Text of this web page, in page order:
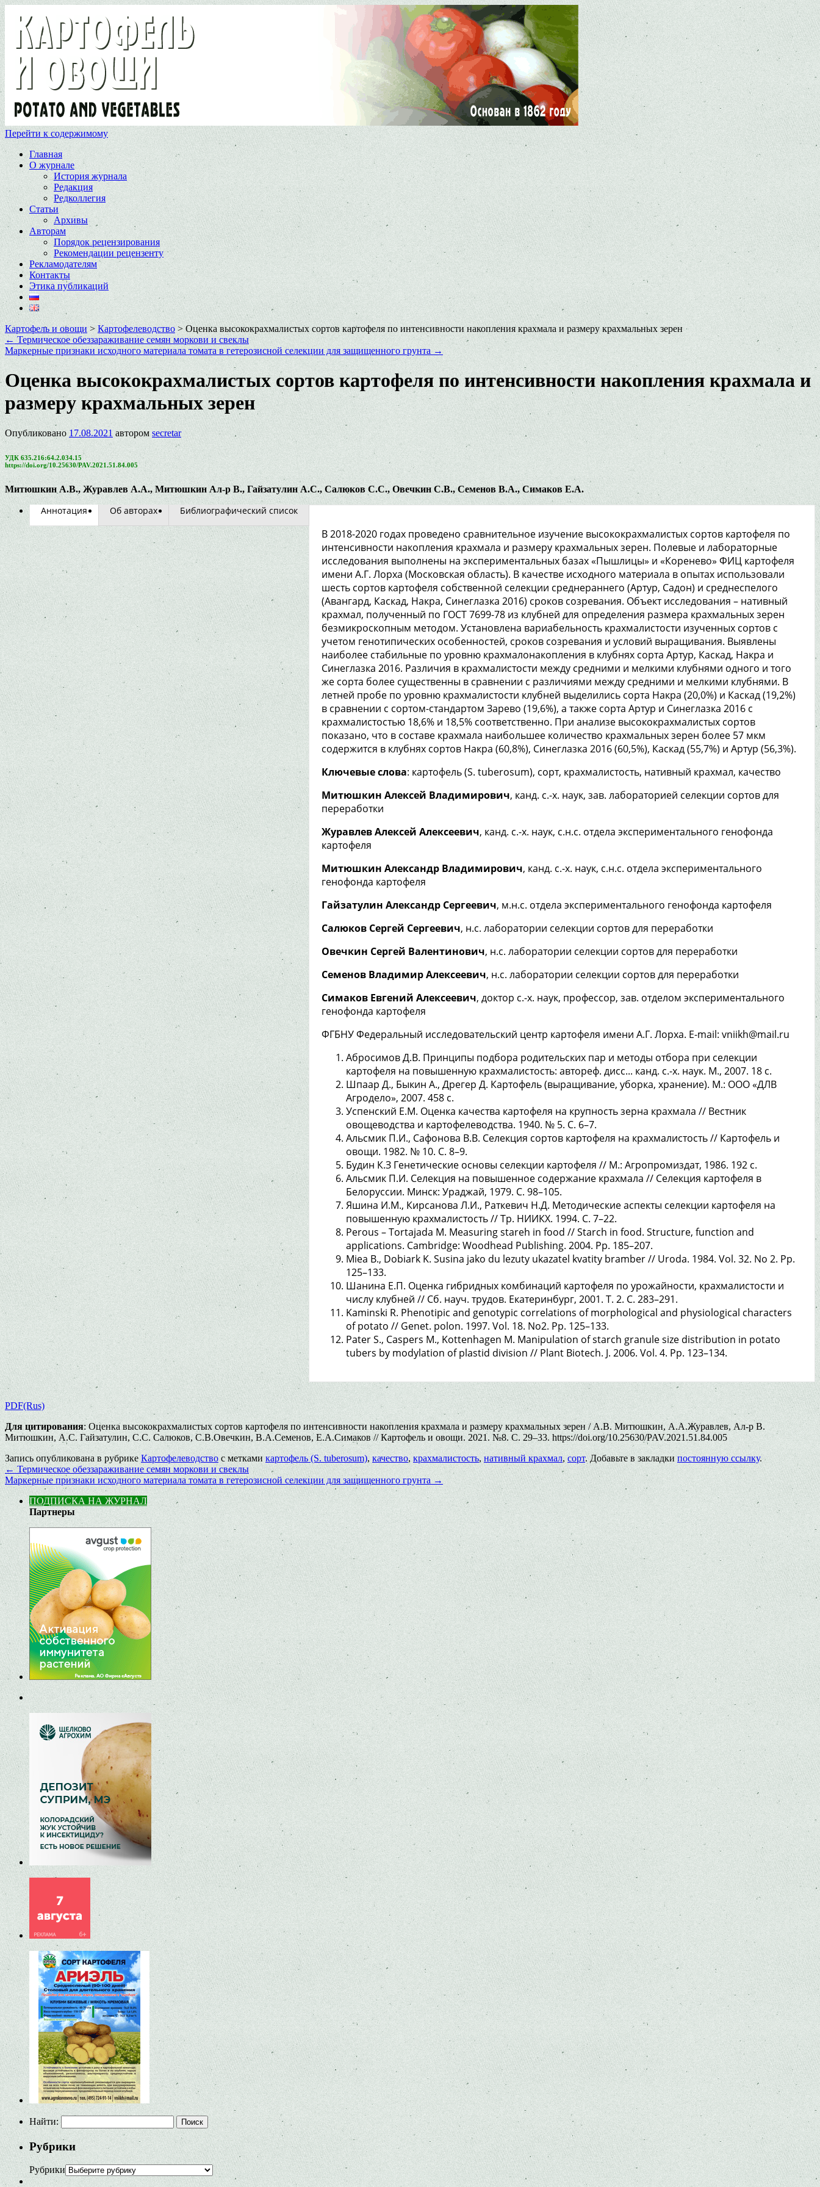
Перейти к содержимому
Главная
О журнале
История журнала
Редакция
Редколлегия
Статьи
Архивы
Авторам
Порядок рецензирования
Рекомендации рецензенту
Рекламодателям
Контакты
Этика публикаций
Картофель и овощи > Картофелеводство >Оценка высококрахмалистых сортов картофеля по интенсивности накопления крахмала и размеру крахмальных зерен
← Термическое обеззараживание семян моркови и свеклы
Маркерные признаки исходного материала томата в гетерозисной селекции для защищенного грунта →
Оценка высококрахмалистых сортов картофеля по интенсивности накопления крахмала и
размеру крахмальных зерен
Опубликовано 17.08.2021 автором secretar
УДК 635.216:64.2.034.15
https://doi.org/10.25630/PAV.2021.51.84.005
Митюшкин А.В., Журавлев А.А., Митюшкин Ал-р В., Гайзатулин А.С., Салюков С.С., Овечкин С.В., Семенов В.А., Симаков Е.А.
Аннотация Об авторах Библиографический список
В 2018-2020 годах проведено сравнительное изучение высококрахмалистых сортов картофеля по
интенсивности накопления крахмала и размеру крахмальных зерен. Полевые и лабораторные
исследования выполнены на экспериментальных базах «Пышлицы» и «Коренево» ФИЦ картофеля
имени А.Г. Лорха (Московская область). В качестве исходного материала в опытах использовали
шесть сортов картофеля собственной селекции среднераннего (Артур, Садон) и среднеспелого
(Авангард, Каскад, Накра, Синеглазка 2016) сроков созревания. Объект исследования – нативный
крахмал, полученный по ГОСТ 7699-78 из клубней для определения размера крахмальных зерен
безмикроскопным методом. Установлена вариабельность крахмалистости изученных сортов с
учетом генотипических особенностей, сроков созревания и условий выращивания. Выявлены
наиболее стабильные по уровню крахмалонакопления в клубнях сорта Артур, Каскад, Накра и
Синеглазка 2016. Различия в крахмалистости между средними и мелкими клубнями одного и того
же сорта более существенны в сравнении с различиями между средними и мелкими клубнями. В
летней пробе по уровню крахмалистости клубней выделились сорта Накра (20,0%) и Каскад (19,2%)
в сравнении с сортом-стандартом Зарево (19,6%), а также сорта Артур и Синеглазка 2016 с
крахмалистостью 18,6% и 18,5% соответственно. При анализе высококрахмалистых сортов
показано, что в составе крахмала наибольшее количество крахмальных зерен более 57 мкм
содержится в клубнях сортов Накра (60,8%), Синеглазка 2016 (60,5%), Каскад (55,7%) и Артур (56,3%).
Ключевые слова: картофель (S. tuberosum), сорт, крахмалистость, нативный крахмал, качество
Митюшкин Алексей Владимирович, канд. с.-х. наук, зав. лабораторией селекции сортов для
переработки
Журавлев Алексей Алексеевич, канд. с.-х. наук, с.н.с. отдела экспериментального генофонда
картофеля
Митюшкин Александр Владимирович, канд. с.-х. наук, с.н.с. отдела экспериментального
генофонда картофеля
Гайзатулин Александр Сергеевич, м.н.с. отдела экспериментального генофонда картофеля
Салюков Сергей Сергеевич, н.с. лаборатории селекции сортов для переработки
Овечкин Сергей Валентинович, н.с. лаборатории селекции сортов для переработки
Семенов Владимир Алексеевич, н.с. лаборатории селекции сортов для переработки
Симаков Евгений Алексеевич, доктор c.-х. наук, профессор, зав. отделом экспериментального
генофонда картофеля
ФГБНУ Федеральный исследовательский центр картофеля имени А.Г. Лорха. E-mail: vniikh@mail.ru
Абросимов Д.В. Принципы подбора родительских пар и методы отбора при селекции
картофеля на повышенную крахмалистость: aвтореф. дисс... канд. с.-х. наук. М., 2007. 18 с.
Шпаар Д., Быкин А., Дрегер Д. Картофель (выращивание, уборка, хранение). М.: ООО «ДЛВ
Агродело», 2007. 458 с.
Успенский Е.М. Оценка качества картофеля на крупность зерна крахмала // Вестник
овощеводства и картофелеводства. 1940. № 5. С. 6–7.
Альсмик П.И., Сафонова В.В. Селекция сортов картофеля на крахмалистость // Картофель и
овощи. 1982. № 10. С. 8–9.
Будин К.З Генетические основы селекции картофеля // М.: Агропромиздат, 1986. 192 с.
Альсмик П.И. Селекция на повышенное содержание крахмала // Селекция картофеля в
Белоруссии. Минск: Ураджай, 1979. С. 98–105.
Яшина И.М., Кирсанова Л.И., Раткевич Н.Д. Методические аспекты селекции картофеля на
повышенную крахмалистость // Тр. НИИКХ. 1994. С. 7–22.
Perous – Tortajada M. Measuring stareh in food // Starch in food. Structure, function and
applications. Cambridge: Woodhead Publishing. 2004. Pp. 185–207.
Miea B., Dobiark K. Susina jako du lezuty ukazatel kvatity bramber // Uroda. 1984. Vol. 32. No 2. Pp.
125–133.
Шанина Е.П. Оценка гибридных комбинаций картофеля по урожайности, крахмалистости и
числу клубней // Сб. науч. трудов. Екатеринбург, 2001. Т. 2. C. 283–291.
Kaminski R. Phenotipic and genotypic correlations of morphological and physiological characters
of potato // Genet. polon. 1997. Vol. 18. No2. Pp. 125–133.
Pater S., Caspers M., Kottenhagen M. Manipulation of starch granule size distribution in potato
tubers by modylation of plastid division // Plant Biotech. J. 2006. Vol. 4. Pp. 123–134.
PDF(Rus)
Для цитирования: Оценка высококрахмалистых сортов картофеля по интенсивности накопления крахмала и размеру крахмальных зерен / А.В. Митюшкин, А.А.Журавлев, Ал-р В.
Митюшкин, А.С. Гайзатулин, С.С. Салюков, С.В.Овечкин, В.А.Семенов, Е.А.Симаков // Картофель и овощи. 2021. №8. С. 29–33. https://doi.org/10.25630/PAV.2021.51.84.005
Запись опубликована в рубрике Картофелеводство с меткамикартофель (S. tuberosum), качество, крахмалистость, нативный крахмал,сорт. Добавьте в закладки постоянную ссылку.
← Термическое обеззараживание семян моркови и свеклы
Маркерные признаки исходного материала томата в гетерозисной селекции для защищенного грунта →
ПОДПИСКА НА ЖУРНАЛ
Партнеры
Найти:
Рубрики
Рубрики